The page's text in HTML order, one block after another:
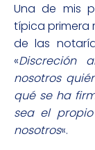
Una de mis
típica primera
de las
«Discreción
nosotros
qué se ha
sea el
nosotros«.